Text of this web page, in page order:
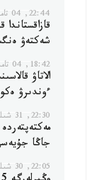
22:44, 04 تامىز 2026
شەكتەۋ
18:42, 04 تامىز 2026
الاتاۋ
ءوندىرۋ
22:30, 31 شىلدە 2026
جاڭا
22:05, 30 شىلدە 2026